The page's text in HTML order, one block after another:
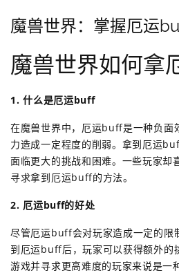
魔兽世界：掌握厄运
魔兽世界如何拿
1. 什么是厄运buff
在魔兽世界中，厄运buff是一种负面
力造成一定程度的削弱。拿到厄运
面临更大的挑战和困难。一些玩家却
寻求拿到厄运buff的方法。
2. 厄运buff的好处
尽管厄运buff会对玩家造成一定的限
到厄运buff后，玩家可以获得额外的
游戏并寻求更高难度的玩家来说是